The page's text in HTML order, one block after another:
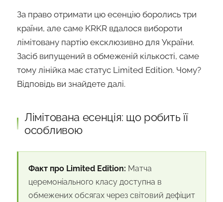
За право отримати цю есенцію боролись три
країни, але саме KRKR вдалося вибороти
лімітовану партію ексклюзивно для України.
Засіб випущений в обмеженій кількості, саме
тому лінійка має статус Limited Edition. Чому?
Відповідь ви знайдете далі.
Лімітована есенція: що робить її
особливою
Факт про Limited Edition: Матча
церемоніального класу доступна в
обмежених обсягах через світовий дефіцит